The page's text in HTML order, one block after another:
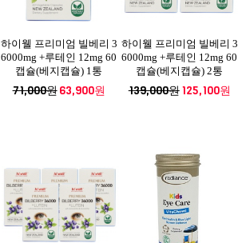
하이웰 프리미엄 빌베리 3
6000mg +루테인 12mg 60
캡슐(베지캡슐) 1통
71,000원63,900원
하이웰 프리미엄 빌베리 3
6000mg +루테인 12mg 60
캡슐(베지캡슐) 2통
139,000원125,100원